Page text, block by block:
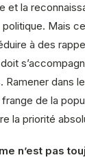
et la
politique. Mais
à des
Ramener dans
de la
la priorité
n’est pas